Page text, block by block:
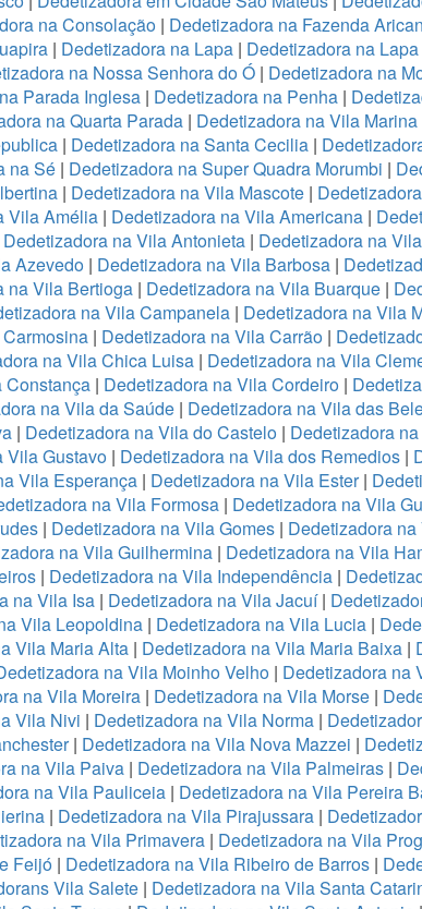
na Consolação | Dedetizadora na Fazenda
| Dedetizadora na Lapa | Dedetizadora na
na Nossa Senhora do Ó | Dedetizadora na
Parada Inglesa | Dedetizadora na Penha |
na Quarta Parada | Dedetizadora na Vila Marina
| Dedetizadora na Santa Cecilia|
na Sé| Dedetizadora na Super Quadra Morumbi |
| Dedetizadora na Vila Mascote |
Vila Amélia | Dedetizadora na Vila Americana|
Dedetizadora na Vila Antonieta | Dedetizadora na
Azevedo | Dedetizadora na Vila Barbosa |
na Vila Bertioga| Dedetizadora na Vila Buarque|
na Vila Campanela | Dedetizadora na Vila
| Dedetizadora na Vila Carrão|
na Vila Chica Luisa | Dedetizadora na Vila
Constança| Dedetizadora na Vila Cordeiro|
na Vila da Saúde| Dedetizadora na Vila das
| Dedetizadora na Vila do Castelo | Dedetizadora
Vila Gustavo | Dedetizadora na Vila dos Remedios |
Vila Esperança| Dedetizadora na Vila Ester|
na Vila Formosa | Dedetizadora na Vila
| Dedetizadora na Vila Gomes | Dedetizadora
na Vila Guilhermina| Dedetizadora na Vila
| Dedetizadora na Vila Independência |
na Vila Isa | Dedetizadora na Vila Jacuí|
Vila Leopoldina| Dedetizadora na Vila Lucia|
Vila Maria Alta| Dedetizadora na Vila Maria Baixa|
na Vila Moinho Velho| Dedetizadora na
na Vila Moreira| Dedetizadora na Vila Morse|
Vila Nivi | Dedetizadora na Vila Norma|
| Dedetizadora na Vila Nova Mazzei |
na Vila Paiva | Dedetizadora na Vila Palmeiras |
na Vila Pauliceia | Dedetizadora na Vila Pereira
| Dedetizadora na Vila Pirajussara|
na Vila Primavera| Dedetizadora na Vila
Feijó | Dedetizadora na Vila Ribeiro de Barros |
Vila Salete | Dedetizadora na Vila Santa